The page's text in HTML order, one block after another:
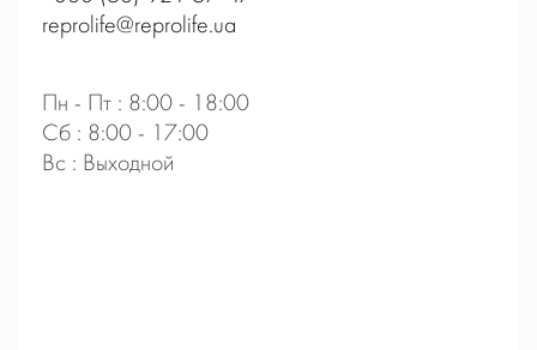
reprolife@reprolife.ua
Пн - Пт : 8:00 - 18:00
Сб : 8:00 - 17:00
Вс : Выходной